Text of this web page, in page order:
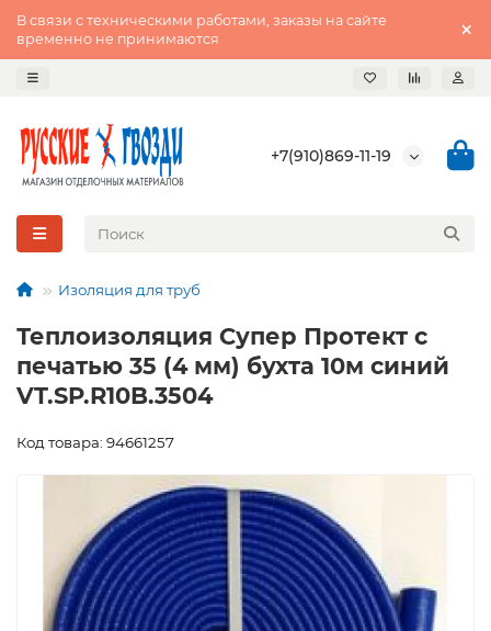
В связи с техническими работами, заказы на сайте
временно не принимаются
+7(910)869-11-19
Изоляция для труб
Теплоизоляция Супер Протект с
печатью 35 (4 мм) бухта 10м синий
VT.SP.R10B.3504
Код товара: 94661257